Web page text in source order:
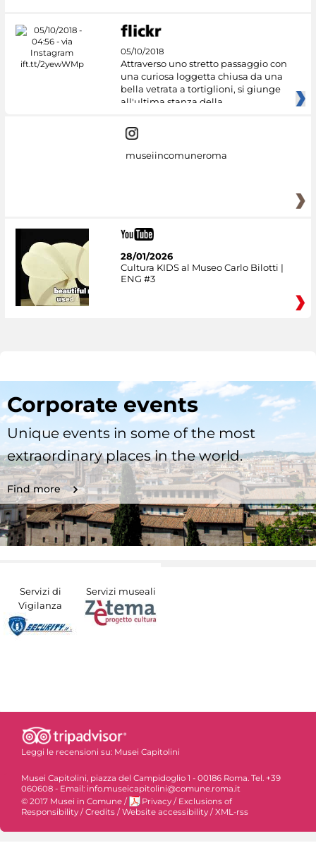
05/10/2018
Attraverso uno stretto passaggio con
una curiosa loggetta chiusa da una
bella vetrata a tortiglioni, si giunge
all'ultima stanza della
museiincomuneroma
28/01/2026
Cultura KIDS al Museo Carlo Bilotti |
ENG #3
Corporate events
Unique events in some of the most
extraordinary places in the world.
Find more
Servizi di
Vigilanza
Servizi museali
Leggi le recensioni su: Musei Capitolini
Musei Capitolini, piazza del Campidoglio 1 - 00186 Roma. Tel. +39
060608 - Email: info.museicapitolini@comune.roma.it
© 2017 Musei in Comune / Privacy / Exclusions of
Responsibility /Credits /Website accessibility /XML-rss